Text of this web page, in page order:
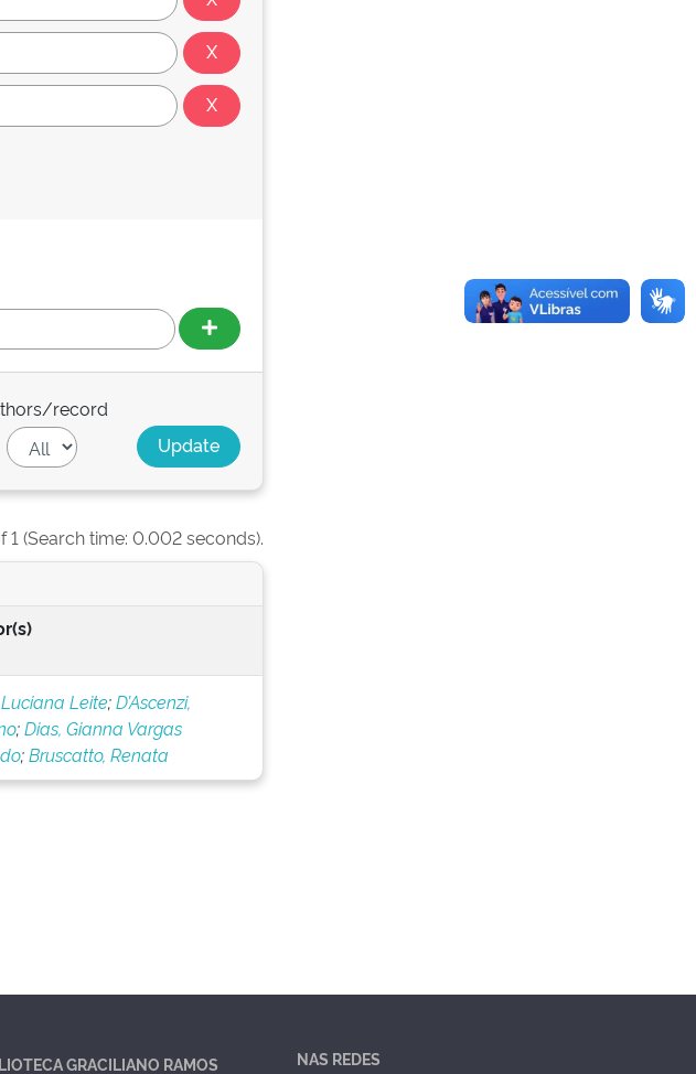
record
1 (Search time: 0.002 seconds).
Leite;D’Ascenzi,
;Dias, Gianna Vargas
;Bruscatto, Renata
GRACILIANO RAMOS NAS REDES